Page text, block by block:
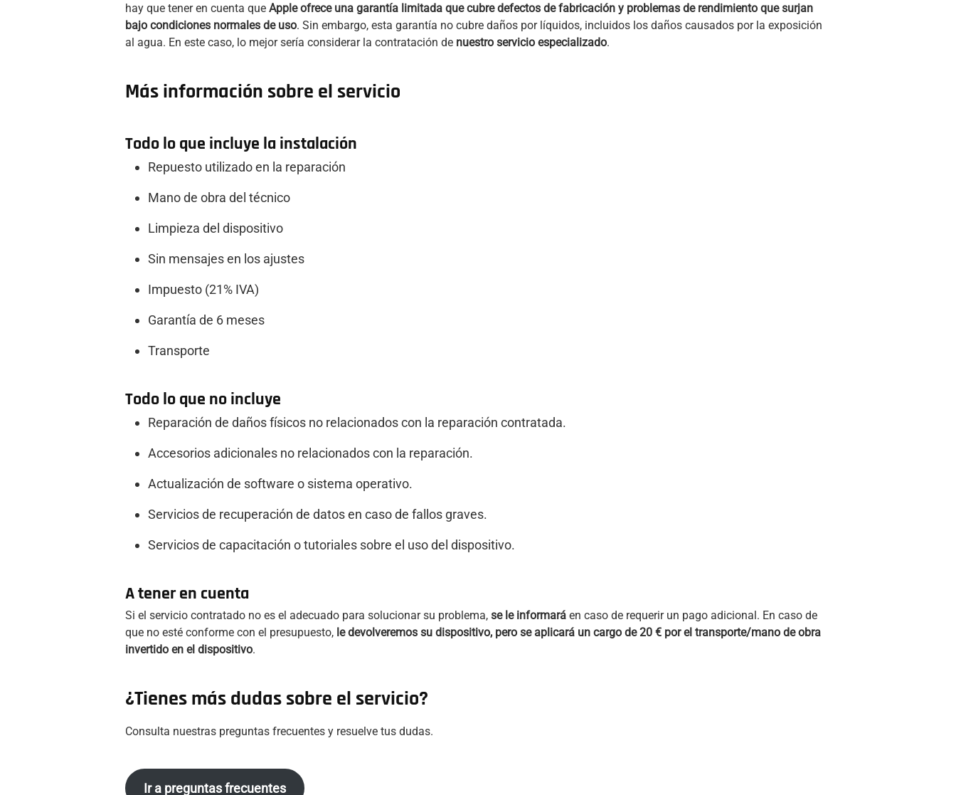
hay que tener en cuenta que Apple ofrece una garantía limitada que cubre defectos de fabricación y problemas de rendimiento que surjan
bajo condiciones normales de uso. Sin embargo, esta garantía no cubre daños por líquidos, incluidos los daños causados por la exposición
al agua. En este caso, lo mejor sería considerar la contratación de nuestro servicio especializado.
Más información sobre el servicio
Todo lo que incluye la instalación
Repuesto utilizado en la reparación
Mano de obra del técnico
Limpieza del dispositivo
Sin mensajes en los ajustes
Impuesto (21% IVA)
Garantía de 6 meses
Transporte
Todo lo que no incluye
Reparación de daños físicos no relacionados con la reparación contratada.
Accesorios adicionales no relacionados con la reparación.
Actualización de software o sistema operativo.
Servicios de recuperación de datos en caso de fallos graves.
Servicios de capacitación o tutoriales sobre el uso del dispositivo.
A tener en cuenta
Si el servicio contratado no es el adecuado para solucionar su problema, se le informará en caso de requerir un pago adicional. En caso de
que no esté conforme con el presupuesto, le devolveremos su dispositivo, pero se aplicará un cargo de 20 € por el transporte/mano de obra
invertido en el dispositivo.
¿Tienes más dudas sobre el servicio?
Consulta nuestras preguntas frecuentes y resuelve tus dudas.
Ir a preguntas frecuentes